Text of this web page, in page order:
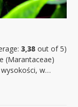
3,38out of 5)
(Marantaceae)
w…